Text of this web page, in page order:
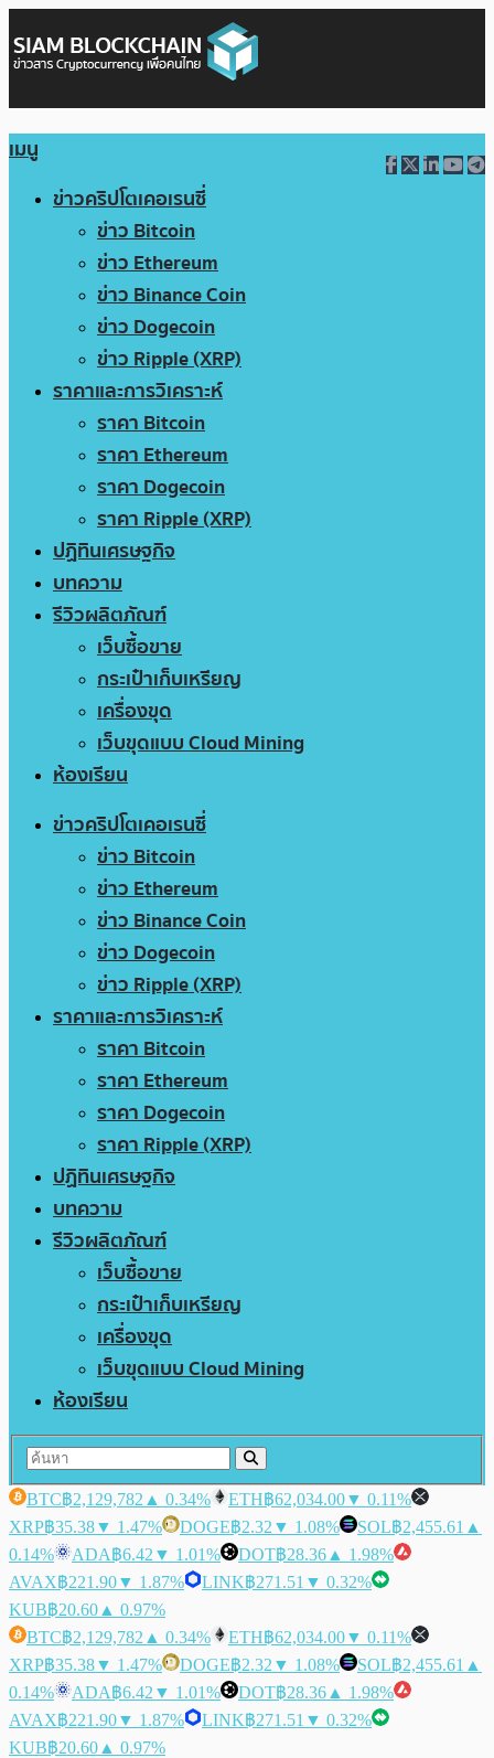
เมนู
ข่าวคริปโตเคอเรนซี่
ข่าว Bitcoin
ข่าว Ethereum
ข่าว Binance Coin
ข่าว Dogecoin
ข่าว Ripple (XRP)
ราคาและการวิเคราะห์
ราคา Bitcoin
ราคา Ethereum
ราคา Dogecoin
ราคา Ripple (XRP)
ปฏิทินเศรษฐกิจ
บทความ
รีวิวผลิตภัณฑ์
เว็บซื้อขาย
กระเป๋าเก็บเหรียญ
เครื่องขุด
เว็บขุดแบบ Cloud Mining
ห้องเรียน
ข่าวคริปโตเคอเรนซี่
ข่าว Bitcoin
ข่าว Ethereum
ข่าว Binance Coin
ข่าว Dogecoin
ข่าว Ripple (XRP)
ราคาและการวิเคราะห์
ราคา Bitcoin
ราคา Ethereum
ราคา Dogecoin
ราคา Ripple (XRP)
ปฏิทินเศรษฐกิจ
บทความ
รีวิวผลิตภัณฑ์
เว็บซื้อขาย
กระเป๋าเก็บเหรียญ
เครื่องขุด
เว็บขุดแบบ Cloud Mining
ห้องเรียน
BTC฿2,129,782 ▲ 0.34% ETH฿62,034.00▼ 0.11%
XRP฿35.38▼ 1.47% DOGE฿2.32 ▼ 1.08% SOL฿2,455.61 ▲
0.14%
ADA฿6.42 ▼ 1.01% DOT฿28.36 ▲ 1.98%
AVAX฿221.90▼ 1.87% LINK฿271.51 ▼ 0.32%
KUB฿20.60 ▲ 0.97%
BTC฿2,129,782 ▲ 0.34% ETH฿62,034.00▼ 0.11%
XRP฿35.38▼ 1.47% DOGE฿2.32 ▼ 1.08% SOL฿2,455.61 ▲
0.14%
ADA฿6.42 ▼ 1.01% DOT฿28.36 ▲ 1.98%
AVAX฿221.90▼ 1.87% LINK฿271.51 ▼ 0.32%
KUB฿20.60 ▲ 0.97%